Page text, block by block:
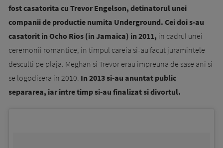
fost casatorita cu Trevor Engelson, detinatorul unei
companii de productie numita Underground. Cei doi s-au
casatorit in Ocho Rios (in Jamaica) in 2011, in cadrul unei
ceremonii romantice, in timpul careia si-au facut juramintele
desculti pe plaja. Meghan si Trevor erau impreuna de sase ani si
se logodisera in 2010. In 2013 si-au anuntat public
separarea, iar intre timp si-au finalizat si divortul.